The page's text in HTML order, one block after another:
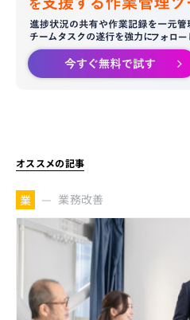
オススメの記事
業 業務改善